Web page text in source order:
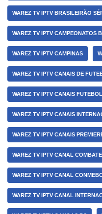
WAREZ TV IPTV BRASILEIRÃO
WAREZ TV IPTV CAMPEONATOS
WAREZ TV IPTV CAMPINAS
WAREZ TV IPTV CANAIS DE
WAREZ TV IPTV CANAIS FUTEBOL
WAREZ TV IPTV CANAIS
WAREZ TV IPTV CANAIS
WAREZ TV IPTV CANAL COMBATE
WAREZ TV IPTV CANAL
WAREZ TV IPTV CANAL